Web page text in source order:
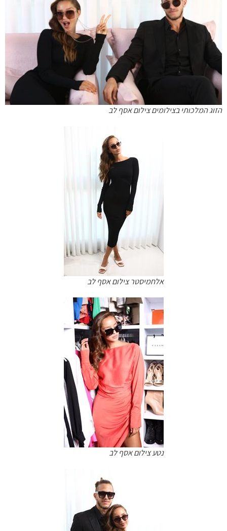
הזוג המלכותי בצילומים צילום אסף לב
אלחמיסטר צילום אסף לב
נטע צילום אסף לב